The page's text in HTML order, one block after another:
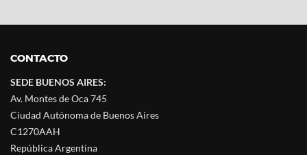
CONTACTO
SEDE BUENOS AIRES:
Av. Montes de Oca 745
Ciudad Autónoma de Buenos Aires
C1270AAH
República Argentina